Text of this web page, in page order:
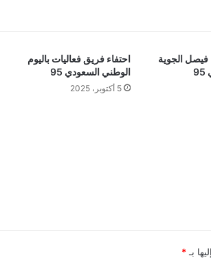
فيصل الجوية
احتفاء فريق فعاليات باليوم
الوطني السعودي 95
5 أكتوبر، 2025
بـ *